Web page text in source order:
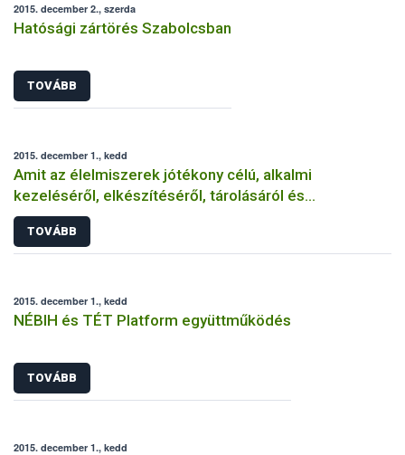
2015. december 2., szerda
Hatósági zártörés Szabolcsban
TOVÁBB
2015. december 1., kedd
Amit az élelmiszerek jótékony célú, alkalmi
kezeléséről, elkészítéséről, tárolásáról és
felszolgálásáról tudni érdemes
TOVÁBB
2015. december 1., kedd
NÉBIH és TÉT Platform együttműködés
TOVÁBB
2015. december 1., kedd